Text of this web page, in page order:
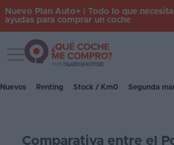
Iniciar
Nuevo Plan Auto+ | Todo lo que
ayudas para comprar un coche
Toggle navigation
Nuevos Renting Stock / Km0 Segunda
Comparativa entre el